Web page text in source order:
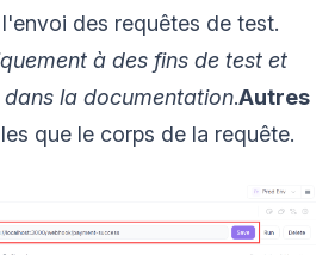
des requêtes de test.
à des fins de test et
la documentation.Autres
que le corps de la requête.